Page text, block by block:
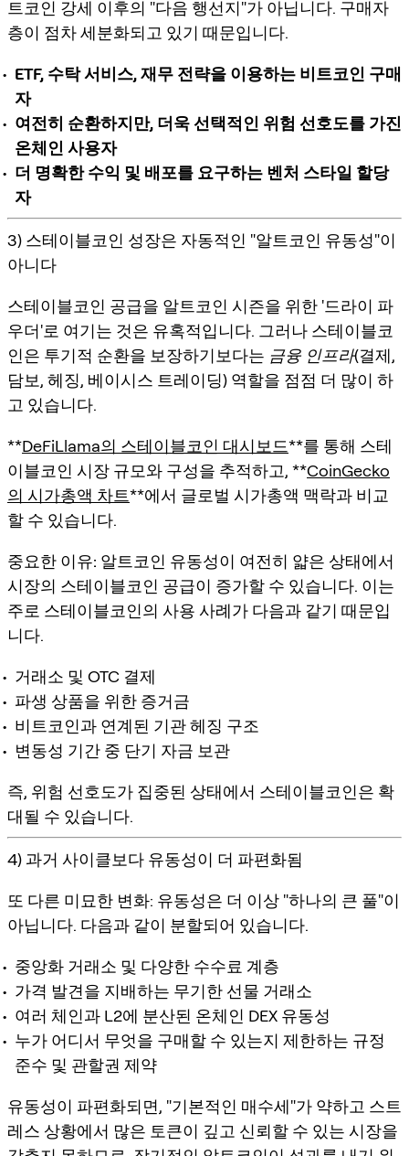
트코인 강세 이후의 "다음 행선지"가 아닙니다. 구매자
층이 점차 세분화되고 있기 때문입니다.
ETF, 수탁 서비스, 재무 전략을 이용하는 비트코인 구매
자
여전히 순환하지만, 더욱 선택적인 위험 선호도를 가진
온체인 사용자
더 명확한 수익 및 배포를 요구하는 벤처 스타일 할당
자
3) 스테이블코인 성장은 자동적인 "알트코인 유동성"이
아니다
스테이블코인 공급을 알트코인 시즌을 위한 '드라이 파
우더'로 여기는 것은 유혹적입니다. 그러나 스테이블코
인은 투기적 순환을 보장하기보다는 금융 인프라(결제,
담보, 헤징, 베이시스 트레이딩) 역할을 점점 더 많이 하
고 있습니다.
**DeFiLlama의 스테이블코인 대시보드**를 통해 스테
이블코인 시장 규모와 구성을 추적하고, **CoinGecko
의 시가총액 차트**에서 글로벌 시가총액 맥락과 비교
할 수 있습니다.
중요한 이유: 알트코인 유동성이 여전히 얇은 상태에서
시장의 스테이블코인 공급이 증가할 수 있습니다. 이는
주로 스테이블코인의 사용 사례가 다음과 같기 때문입
니다.
거래소 및 OTC 결제
파생 상품을 위한 증거금
비트코인과 연계된 기관 헤징 구조
변동성 기간 중 단기 자금 보관
즉, 위험 선호도가 집중된 상태에서 스테이블코인은 확
대될 수 있습니다.
4) 과거 사이클보다 유동성이 더 파편화됨
또 다른 미묘한 변화: 유동성은 더 이상 "하나의 큰 풀"이
아닙니다. 다음과 같이 분할되어 있습니다.
중앙화 거래소 및 다양한 수수료 계층
가격 발견을 지배하는 무기한 선물 거래소
여러 체인과 L2에 분산된 온체인 DEX 유동성
누가 어디서 무엇을 구매할 수 있는지 제한하는 규정
준수 및 관할권 제약
유동성이 파편화되면, "기본적인 매수세"가 약하고 스트
레스 상황에서 많은 토큰이 깊고 신뢰할 수 있는 시장을